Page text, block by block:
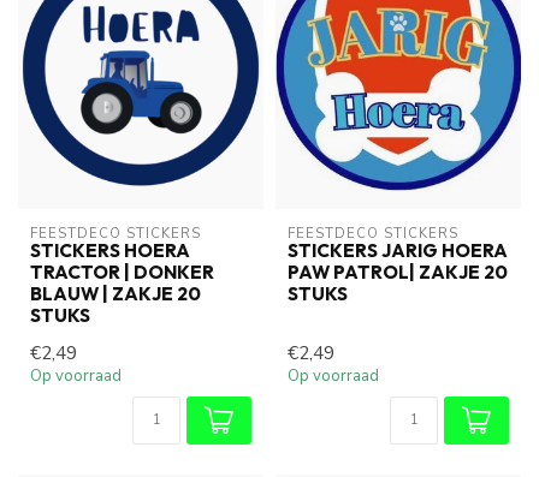
FEESTDECO STICKERS
STICKERS HOERA
TRACTOR | DONKER
BLAUW | ZAKJE 20
STUKS
€2,49
Op voorraad
FEESTDECO STICKERS
STICKERS JARIG HOERA
PAW PATROL| ZAKJE 20
STUKS
€2,49
Op voorraad